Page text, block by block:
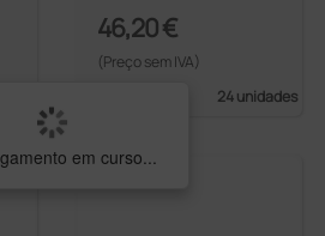
46,20 €
(Preço sem IVA)
24 unidades
em curso...